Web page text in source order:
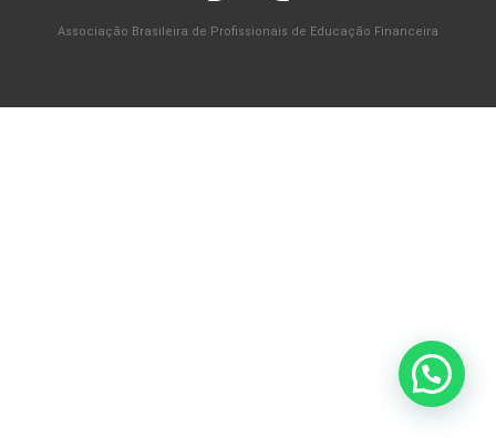
Associação Brasileira de Profissionais de Educação Financeira